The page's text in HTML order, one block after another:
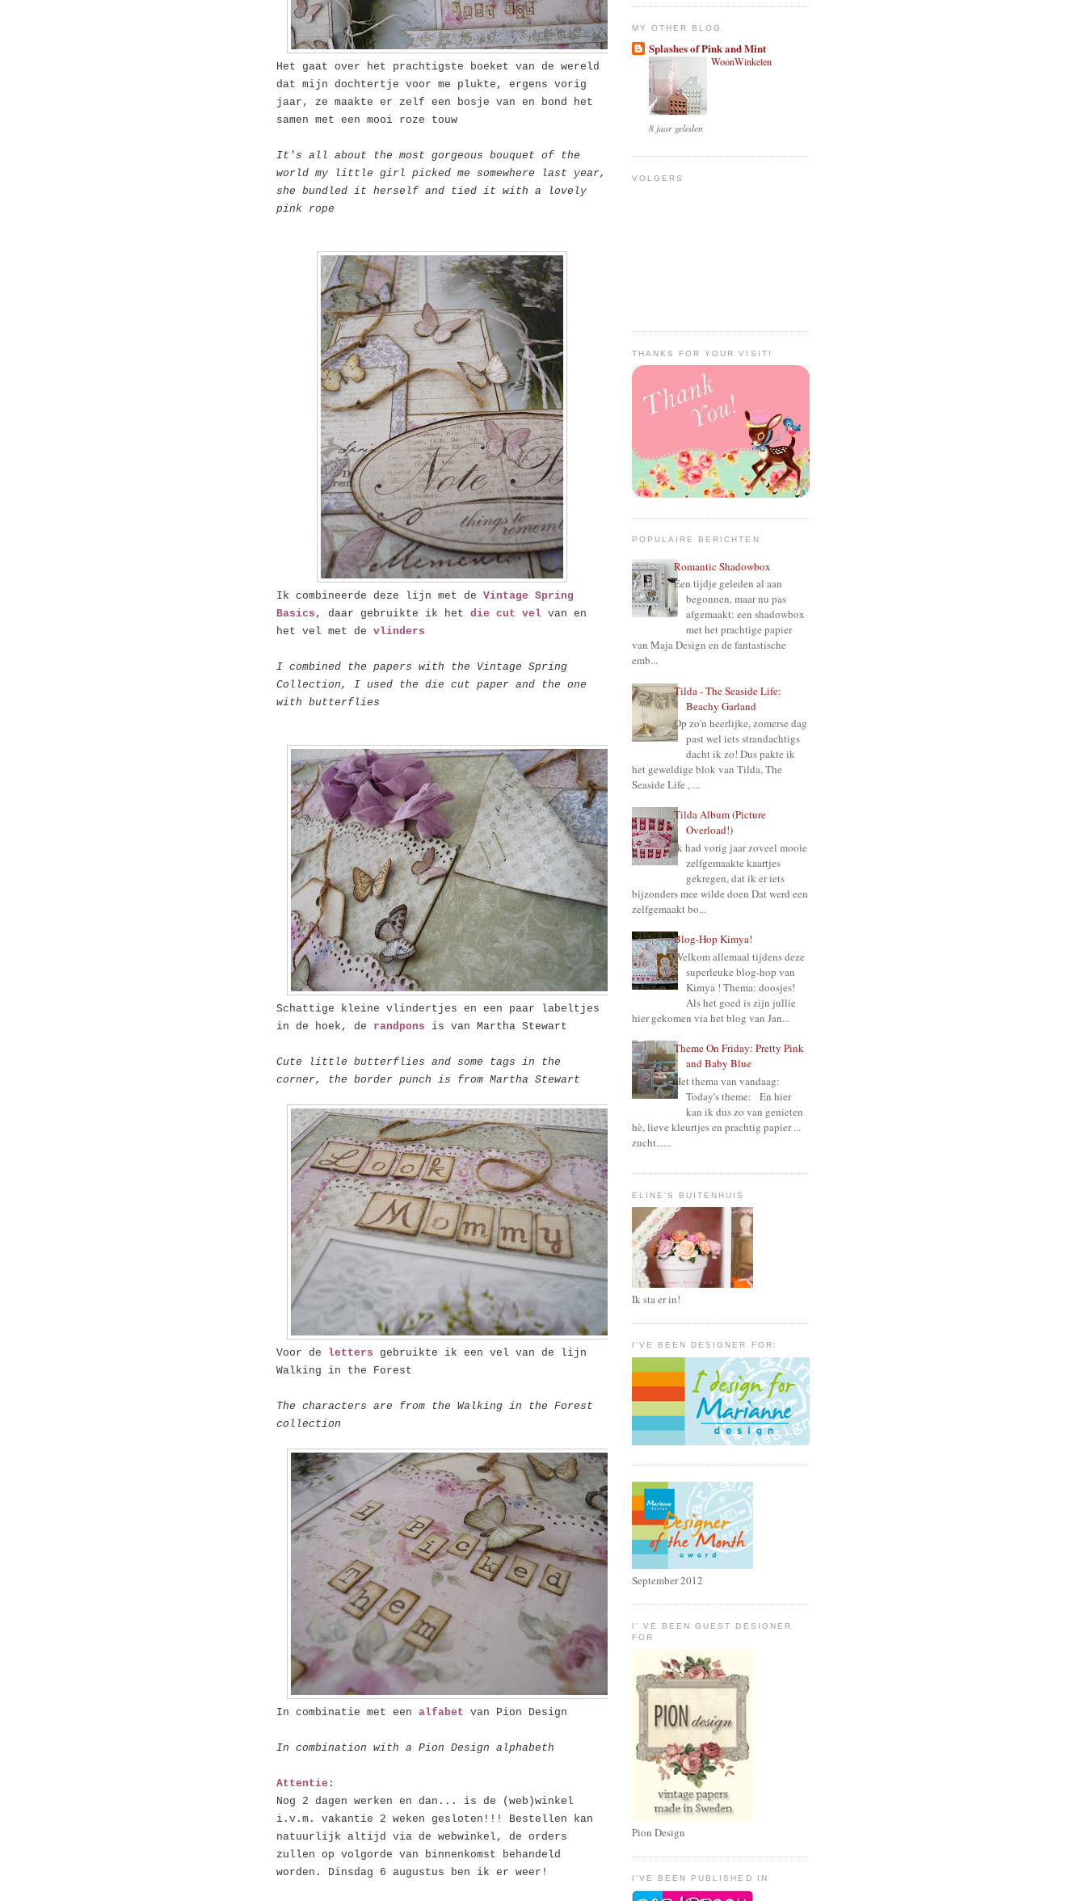
Het gaat over het prachtigste boeket van de wereld
dat mijn dochtertje voor me plukte, ergens vorig
jaar, ze maakte er zelf een bosje van en bond het
samen met een mooi roze touw
It's all about the most gorgeous bouquet of the
world my little girl picked me somewhere last year,
she bundled it herself and tied it with a lovely
pink rope
Ik combineerde deze lijn met de Vintage Spring
Basics , daar gebruikte ik het die cut vel van en
het vel met de vlinders
I combined the papers with the Vintage Spring
Collection, I used the die cut paper and the one
with butterflies
Schattige kleine vlindertjes en een paar labeltjes
in de hoek, de randpons is van Martha Stewart
Cute little butterflies and some tags in the
corner, the border punch is from Martha Stewart
Voor de letters
gebruikte ik een vel van de lijn
Walking in the Forest
The characters are from the Walking in the Forest
collection
In combinatie met een alfabet van Pion Design
In combination with a Pion Design alphabeth
Attentie :
Nog 2 dagen werken en dan... is de (web)winkel
i.v.m. vakantie 2 weken gesloten!!! Bestellen kan
natuurlijk altijd via de webwinkel, de orders
zullen op volgorde van binnenkomst behandeld
worden. Dinsdag 6 augustus ben ik er weer!
MY OTHER BLOG
Splashes of Pink and Mint
WoonWinkelen
8 jaar geleden
VOLGERS
THANKS FOR YOUR VISIT!
POPULAIRE BERICHTEN
Romantic Shadowbox
Een tijdje geleden al aan
begonnen, maar nu pas
afgemaakt: een shadowbox
met het prachtige papier
van Maja Design en de fantastische
emb...
Tilda - The Seaside Life:
Beachy Garland
Op zo'n heerlijke, zomerse dag
past wel iets strandachtigs
dacht ik zo! Dus pakte ik
het geweldige blok van Tilda, The
Seaside Life , ...
Tilda Album (Picture
Overload!)
Ik had vorig jaar zoveel mooie
zelfgemaakte kaartjes
gekregen, dat ik er iets
bijzonders mee wilde doen Dat werd een
zelfgemaakt bo...
Blog-Hop Kimya!
Welkom allemaal tijdens deze
superleuke blog-hop van
Kimya ! Thema: doosjes!
Als het goed is zijn jullie
hier gekomen via het blog van Jan...
Theme On Friday: Pretty Pink
and Baby Blue
Het thema van vandaag:
Today's theme: En hier
kan ik dus zo van genieten
hè, lieve kleurtjes en prachtig papier ...
zucht......
ELINE'S BUITENHUIS
Ik sta er in!
I'VE BEEN DESIGNER FOR:
September 2012
I' VE BEEN GUEST DESIGNER
FOR
Pion Design
I'VE BEEN PUBLISHED IN